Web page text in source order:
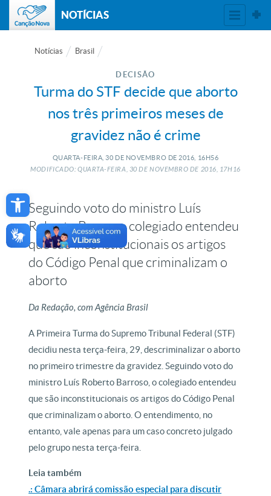
Open toolbar
NOTÍCIAS
Notícias Brasil
DECISÃO
Turma do STF decide que aborto
nos três primeiros meses de
gravidez não é crime
QUARTA-FEIRA, 30 DE NOVEMBRO DE 2016, 16H56
MODIFICADO: QUARTA-FEIRA, 30 DE NOVEMBRO DE 2016, 17H16
Seguindo voto do ministro Luís
Roberto Barroso, colegiado entendeu
que são inconstitucionais os artigos
do Código Penal que criminalizam o
aborto
Da Redação, com Agência Brasil
A Primeira Turma do Supremo Tribunal Federal (STF)
decidiu nesta terça-feira, 29, descriminalizar o aborto
no primeiro trimestre da gravidez. Seguindo voto do
ministro Luís Roberto Barroso, o colegiado entendeu
que são inconstitucionais os artigos do Código Penal
que criminalizam o aborto. O entendimento, no
entanto, vale apenas para um caso concreto julgado
pelo grupo nesta terça-feira.
Leia também
.: Câmara abrirá comissão especial para discutir